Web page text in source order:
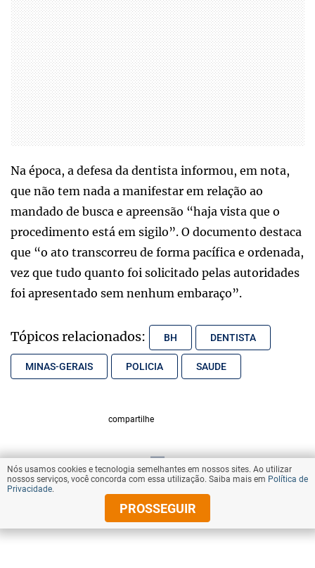
Na época, a defesa da dentista informou, em nota,
que não tem nada a manifestar em relação ao
mandado de busca e apreensão “haja vista que o
procedimento está em sigilo”. O documento destaca
que “o ato transcorreu de forma pacífica e ordenada,
vez que tudo quanto foi solicitado pelas autoridades
foi apresentado sem nenhum embaraço”.
Tópicos relacionados: BH DENTISTA
MINAS-GERAIS POLICIA SAUDE
compartilhe
VOLTAR AO TOPO
© Copyright 2025 Diários Associados
Nós usamos cookies e tecnologia semelhantes em nossos sites. Ao utilizar
nossos serviços, você concorda com essa utilização. Saiba mais em Política de
Privacidade.
PROSSEGUIR